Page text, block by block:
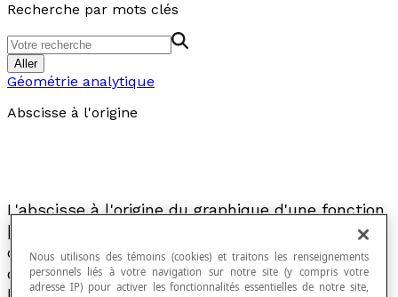
Recherche par mots clés
Aller
Géométrie analytique
Abscisse à l'origine
L'abscisse à l'origine du graphique d'une fonction
[latex] f[/latex] représentée dans un plan
cartésien est le nom donné à l'abscisse de
chacun des points de rencontre du graphique de
Nous utilisons des témoins (cookies) et traitons les renseignements
personnels liés à votre navigation sur notre site (y compris votre
adresse IP) pour activer les fonctionnalités essentielles de notre site,